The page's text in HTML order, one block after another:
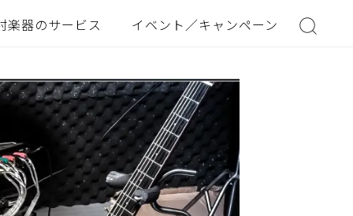
楽器のサービス イベント／キャンペーン